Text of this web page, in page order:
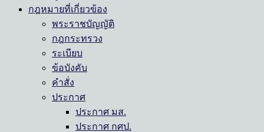
กฎหมายที่เกี่ยวข้อง
พระราชบัญญัติ
กฎกระทรวง
ระเบียบ
ข้อบังคับ
คำสั่ง
ประกาศ
ประกาศ มส.
ประกาศ กศป.